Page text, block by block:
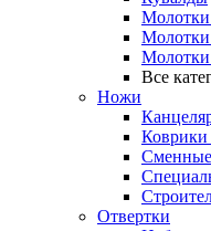
Молотки
Все
Ножи
Коврики
Сменные
Отвертки